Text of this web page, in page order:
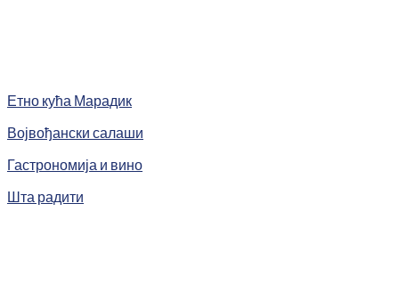
Етно кућа Марадик
Војвођански салаши
Гастрономија и вино
Шта радити